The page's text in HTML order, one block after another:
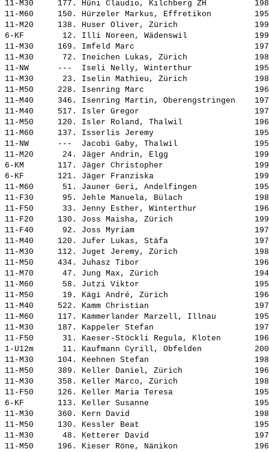
11-M30     177. Hüni Claudio, Kilchberg ZH
11-M60     150. Hürzeler Markus, Effretikon
11-M20     138. Huser Oliver, Zürich
6-KF        12. Illi Noreen, Wädenswil
11-M30     169. Imfeld Marc
11-M30      72. Ineichen Lukas, Zürich
11-NW      --- Iseli Nelly, Winterthur
11-M30      23. Iselin Mathieu, Zürich
11-M50     228. Isenring Marc
11-M40     346. Isenring Martin, Oberengstringen
11-M40     517. Isler Gregor
11-M50     120. Isler Roland, Thalwil
11-M60     137. Isserlis Jeremy
11-NW      --- Jacobi Gaby, Thalwil
11-M20      24. Jäger Andrin, Elgg
6-KM       117. Jäger Christopher
6-KF       121. Jäger Franziska
11-M60      51. Jauner Geri, Andelfingen
11-F30      95. Jehle Manuela, Bülach
11-F50      33. Jenny Esther, Winterthur
11-F20     130. Joss Maisha, Zürich
11-F40      92. Joss Myriam
11-M40     120. Jufer Lukas, Stäfa
11-M30     112. Juget Jeremy, Zürich
11-M50     434. Juhasz Tibor
11-M70      47. Jung Max, Zürich
11-M60      58. Jutzi Viktor
11-M50      19. Kägi André, Zürich
11-M40     522. Kamm Christian
11-M60     117. Kammerlander Marzell, Illnau
11-M30     187. Kappeler Stefan
11-F50      31. Kaeser-Stöckli Regula, Kloten
1-U12m      11. Kaufmann Cyrill, Obfelden
11-M30     104. Keehnen Stefan
11-M50     389. Keller Daniel, Zürich
11-M30     358. Keller Marco, Zürich
11-F50     126. Keller Maria Teresa
6-KF       113. Keller Susanne
11-M30     360. Kern David
11-M50     130. Kessler Beat
11-M30      48. Ketterer David
11-M50     196. Kieser Röne, Nänikon